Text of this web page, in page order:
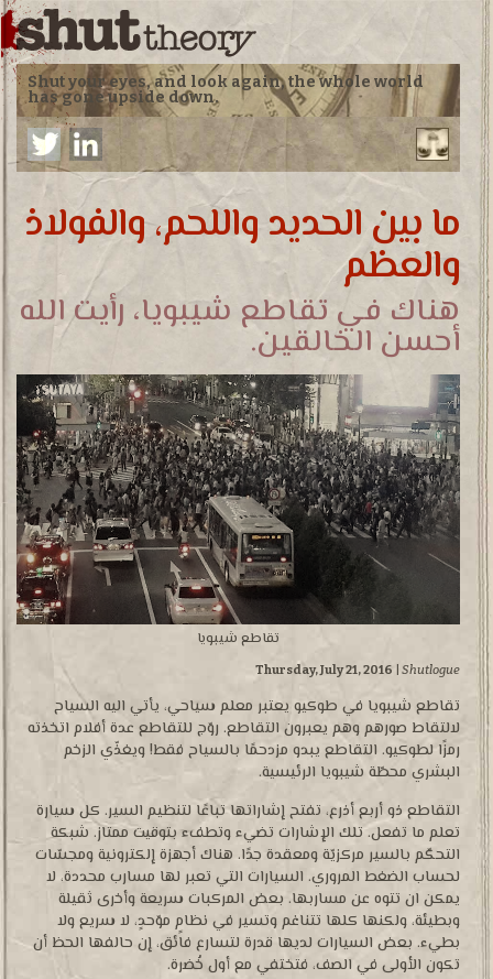
Shut your eyes, and look again, the whole world
has gone upside down.
ما بين الحديد واللحم، والفولاذ
والعظم
هناك في تقاطع شيبويا، رأيت الله
أحسن الخالقين.
تقاطع شيبويا
Thursday, July 21, 2016 Shutlogue
تقاطع شيبويا في طوكيو يعتبر معلم سياحي، يأتي اليه السياح
لالتقاط صورهم وهم يعبرون التقاطع. روّج للتقاطع عدة أفلام اتخذته
رمزًا لطوكيو. التقاطع يبدو مزدحمًا بالسياح فقط! ويغذّي الزخم
البشري محطّة شيبويا الرئيسية.
التقاطع ذو أربع أذرع، تفتح إشاراتها تباعًا لتنظيم السير. كل سيارة
تعلم ما تفعل. تلك الإشارات تضيء وتطفء بتوقيت ممتاز. شبكة
التحكّم بالسير مركزيّة ومعقدة جدًا. هناك أجهزة إلكترونية ومجسّات
لحساب الضغط المروري. السيارات التي تعبر لها مسارب محددة، لا
يمكن ان تتوه عن مساربها. بعض المركبات سريعة وأخرى ثقيلة
وبطيئة، ولكنها كلها تتناغم وتسير في نظامٍ موّحدٍ، لا سريع ولا
بطيء. بعض السيارات لديها قدرة لتسارع فائق، إن حالفها الحظ أن
تكون الأولى في الصف، فتختفي مع أول خُضرة.